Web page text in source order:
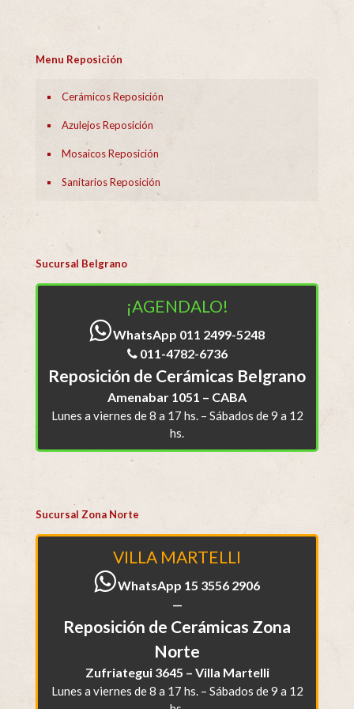
Menu Reposición
Cerámicos Reposición
Azulejos Reposición
Mosaicos Reposición
Sanitarios Reposición
Sucursal Belgrano
¡AGENDALO!
WhatsApp 011 2499-5248
011-4782-6736
Reposición de Cerámicas Belgrano
Amenabar 1051 – CABA
Lunes a viernes de 8 a 17 hs. – Sábados de 9 a 12
hs.
Sucursal Zona Norte
VILLA MARTELLI
WhatsApp 15 3556 2906
—
Reposición de Cerámicas Zona
Norte
Zufriategui 3645 – Villa Martelli
Lunes a viernes de 8 a 17 hs. – Sábados de 9 a 12